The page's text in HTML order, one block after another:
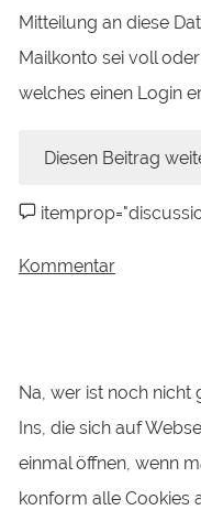
Mitteilung an diese
Mailkonto sei voll
welches einen Login
Diesen Beitrag
Kommentar
Na, wer ist noch nicht
Ins, die sich auf
einmal öffnen, wenn
konform alle Cookies